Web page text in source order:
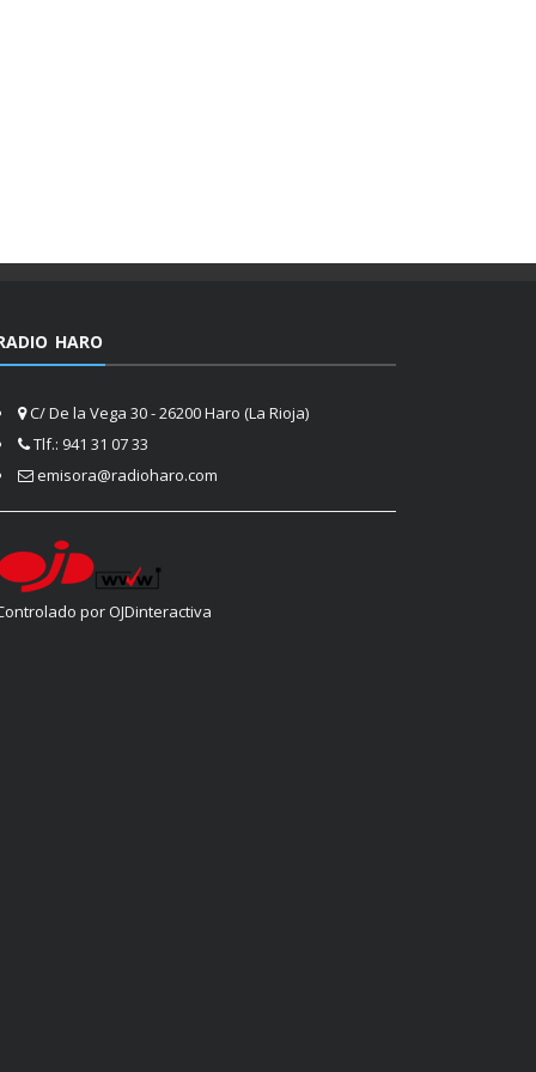
HARO
C/ De la Vega 30 - 26200 Haro (La Rioja)
Tlf.: 941 31 07 33
emisora@radioharo.com
por OJDinteractiva